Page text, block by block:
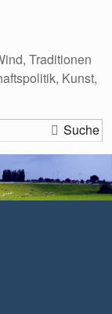
Traditionen
Kunst,
Suche